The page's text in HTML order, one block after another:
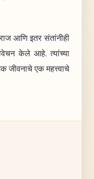
आणि इतर संतांनीही
केले आहे. त्यांच्या
जीवनाचे एक महत्त्वाचे